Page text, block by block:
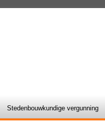
Stedenbouwkundige vergunning